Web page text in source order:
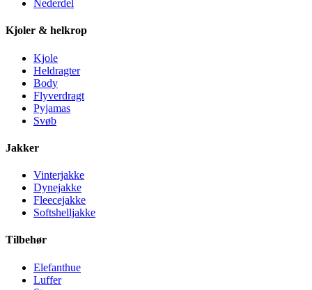
Nederdel
Kjoler & helkrop
Kjole
Heldragter
Body
Flyverdragt
Pyjamas
Svøb
Jakker
Vinterjakke
Dynejakke
Fleecejakke
Softshelljakke
Tilbehør
Elefanthue
Luffer